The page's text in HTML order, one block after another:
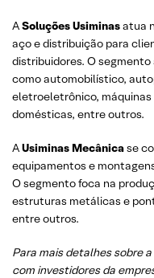
ASoluções Usiminasatua
aço e distribuição para
distribuidores. O
como automobilístico,
eletroeletrônico,
domésticas, entre outros.
AUsiminas Mecânicase
equipamentos e
O segmento foca na
estruturas metálicas e
entre outros.
Para mais detalhes sobre
com investidores da